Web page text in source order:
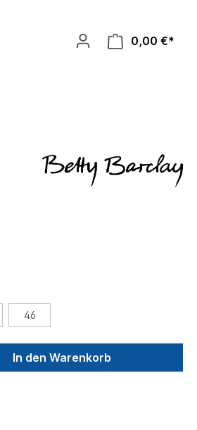
0,00 €*
46
In den Warenkorb